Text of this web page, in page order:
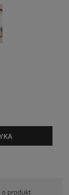
o produkt